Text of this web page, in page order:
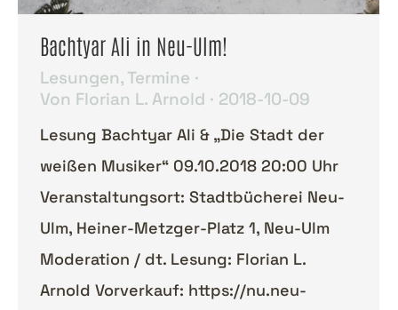
Bachtyar Ali in Neu-Ulm!
Lesungen,Termine
Von Florian L. Arnold 2018-10-09
Lesung Bachtyar Ali & „Die Stadt der
weißen Musiker“ 09.10.2018 20:00 Uhr
Veranstaltungsort: Stadtbücherei Neu-
Ulm, Heiner-Metzger-Platz 1, Neu-Ulm
Moderation / dt. Lesung: Florian L.
Arnold Vorverkauf: https://nu.neu-